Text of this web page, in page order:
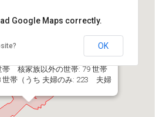
西区大字中野林
帯 核家族以外の世帯: 79 世帯
世帯（うち 夫婦のみ: 223 夫婦
Google Maps correctly.
OK